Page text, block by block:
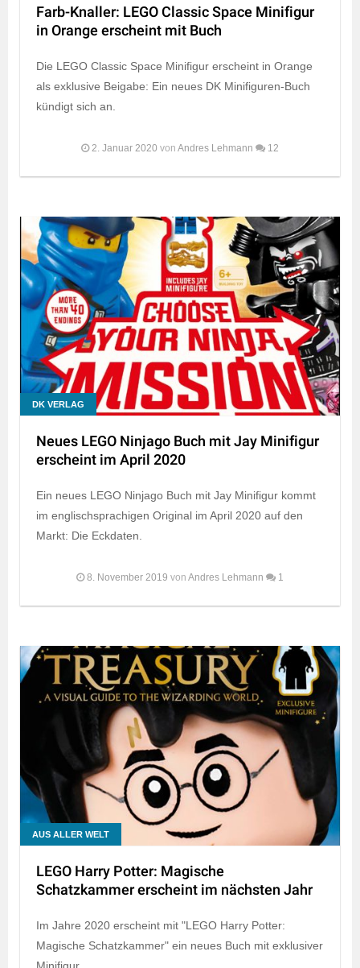
Farb-Knaller: LEGO Classic Space Minifigur
in Orange erscheint mit Buch
Die LEGO Classic Space Minifigur erscheint in Orange
als exklusive Beigabe: Ein neues DK Minifiguren-Buch
kündigt sich an.
2. Januar 2020 von Andres Lehmann 12
DK VERLAG
Neues LEGO Ninjago Buch mit Jay Minifigur
erscheint im April 2020
Ein neues LEGO Ninjago Buch mit Jay Minifigur kommt
im englischsprachigen Original im April 2020 auf den
Markt: Die Eckdaten.
8. November 2019 von Andres Lehmann 1
AUS ALLER WELT
LEGO Harry Potter: Magische
Schatzkammer erscheint im nächsten Jahr
Im Jahre 2020 erscheint mit "LEGO Harry Potter:
Magische Schatzkammer" ein neues Buch mit exklusiver